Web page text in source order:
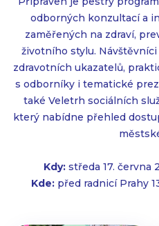
odborných konzultací a
zaměřených na zdraví,
životního stylu.
zdravotních ukazatelů,
s odborníky i tematické
také Veletrh sociálních
který nabídne přehled
Kdy: středa 17. června
Kde: před radnicí Prahy